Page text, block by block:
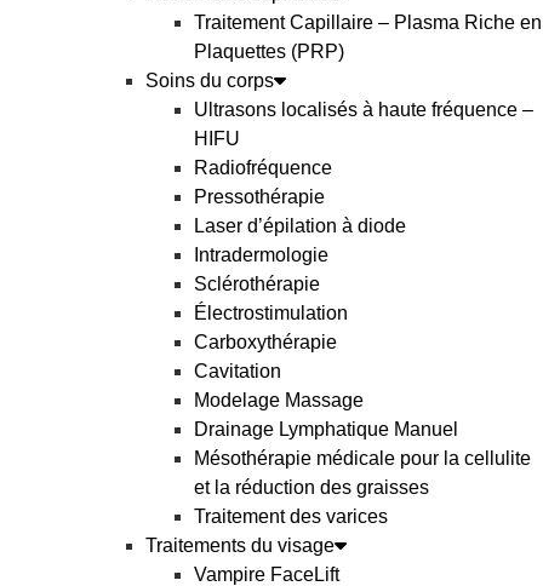
Traitement Capillaire – Plasma Riche en
Plaquettes (PRP)
Soins du corps
Ultrasons localisés à haute fréquence –
HIFU
Radiofréquence
Pressothérapie
Laser d’épilation à diode
Intradermologie
Sclérothérapie
Électrostimulation
Carboxythérapie
Cavitation
Modelage Massage
Drainage Lymphatique Manuel
Mésothérapie médicale pour la cellulite
et la réduction des graisses
Traitement des varices
Traitements du visage
Vampire FaceLift